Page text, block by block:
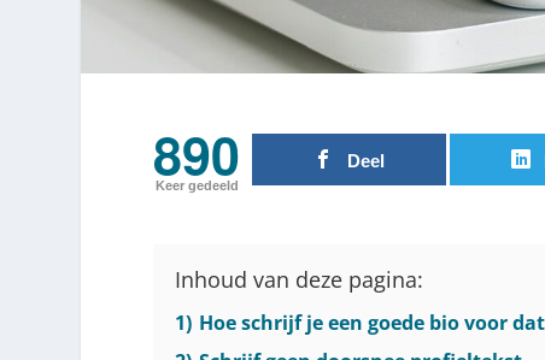
890
Keer gedeeld
Deel
Inhoud van deze pagina:
1) Hoe schrijf je een goede bio voor